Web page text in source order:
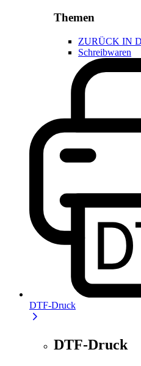
Themen
ZURÜCK IN
Schreibwaren
DTF-Druck
DTF-Druck